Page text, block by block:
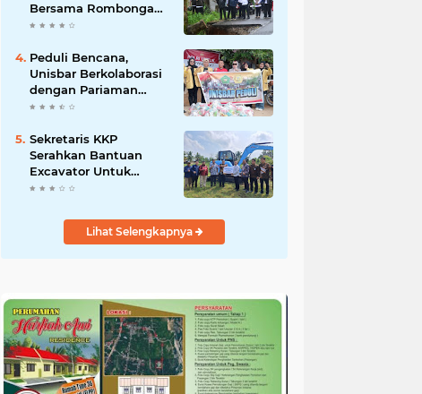
Bersama Rombongan
Jemput Aspirasi
Peduli Bencana,
Unisbar Berkolaborasi
dengan Pariaman
Women Power
untuk Korban Banjir di
Padang
Sekretaris KKP
Serahkan Bantuan
Excavator Untuk
Pelaku Usaha
Lihat Selengkapnya